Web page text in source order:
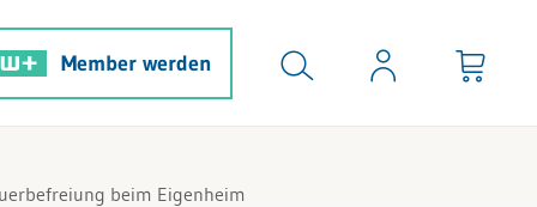
Member werden
beim Eigenheim